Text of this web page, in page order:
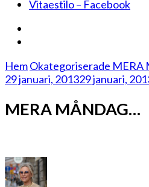
Vitaestilo – Facebook
HemOkategoriserade MERA
29 januari, 201329 januari,
MERA MÅNDAG…